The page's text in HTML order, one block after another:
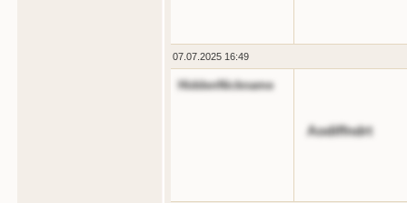
07.07.2025 16:49
HiddenNickname
Aodiffndrt